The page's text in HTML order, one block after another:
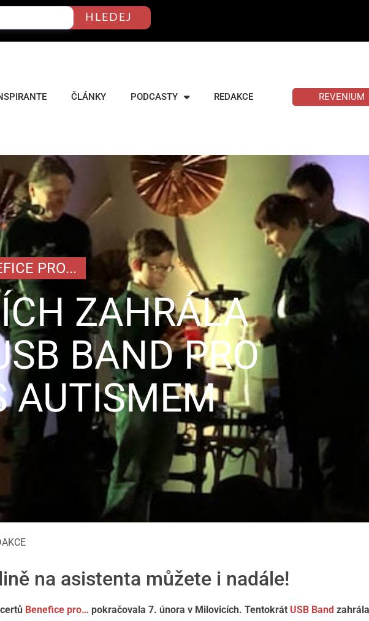
HLEDEJ
ČLÁNKY PODCASTY REDAKCE REVENIUM
PRO...
ZAHRÁLA
BAND PRO
AUTISMEM
na asistenta můžete i nadále!
Benefice pro… pokračovala 7. února v Milovicích. Tentokrát USB Band zahrála